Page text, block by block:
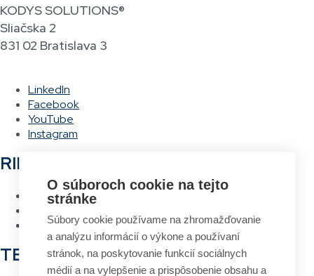
KODYS SOLUTIONS®
Sliačska 2
831 02 Bratislava 3
LinkedIn
Facebook
YouTube
Instagram
RIEŠENIA
Hlasové vychystávanie
Systém návrhu a tlače etikiet
TECHNOLÓGIE
O súboroch cookie na tejto
stránke
Súbory cookie používame na zhromažďovanie
a analýzu informácií o výkone a používaní
stránok, na poskytovanie funkcií sociálnych
médií a na vylepšenie a prispôsobenie obsahu a